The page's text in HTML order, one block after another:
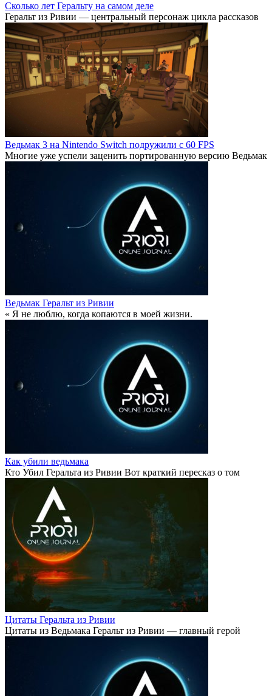
Сколько лет Геральту на самом деле
Геральт из Ривии — центральный персонаж цикла рассказов
Ведьмак 3 на Nintendo Switch подружили с 60 FPS
Многие уже успели заценить портированную версию Ведьмак
Ведьмак Геральт из Ривии
« Я не люблю, когда копаются в моей жизни.
Как убили ведьмака
Кто Убил Геральта из Ривии Вот краткий пересказ о том
Цитаты Геральта из Ривии
Цитаты из Ведьмака Геральт из Ривии — главный герой